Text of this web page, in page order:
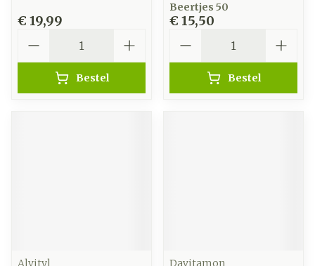
€ 19,99
Bestel
Beertjes 50
€ 15,50
Bestel
Alvityl Davitamon